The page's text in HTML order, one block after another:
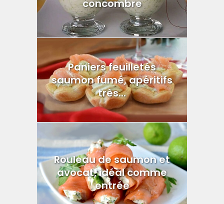
concombre
Paniers feuilletés
saumon fumé, apéritifs
très...
Rouleau de saumon et
avocat, idéal comme
entrée